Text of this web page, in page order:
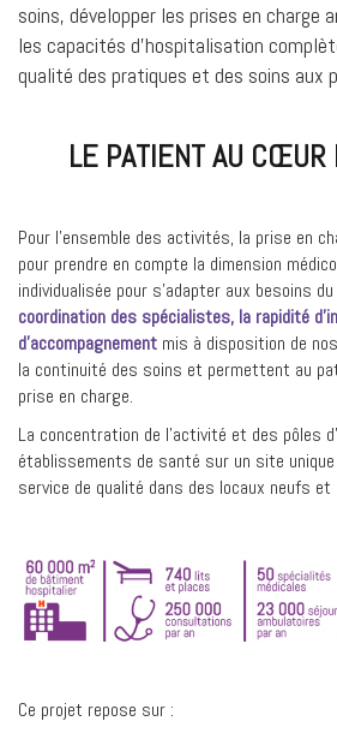
soins, développer les prises en charge
les capacités d’hospitalisation
qualité des pratiques et des soins aux
LE PATIENT AU CŒUR
Pour l’ensemble des activités, la prise en
pour prendre en compte la dimension
individualisée pour s’adapter aux besoins
coordination des spécialistes, la rapidité
d’accompagnement mis à disposition de
la continuité des soins et permettent au
prise en charge.
La concentration de l’activité et des pôles
établissements de santé sur un site
service de qualité dans des locaux neufs
Ce projet repose sur :